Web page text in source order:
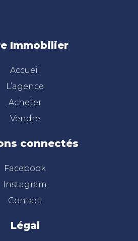
Immobilier
Accueil
L’agence
Acheter
Vendre
connectés
Facebook
Instagram
Contact
Légal